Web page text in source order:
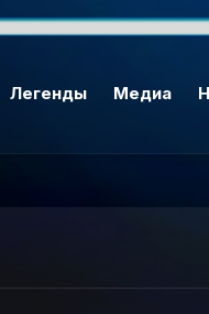
Легенды Медиа